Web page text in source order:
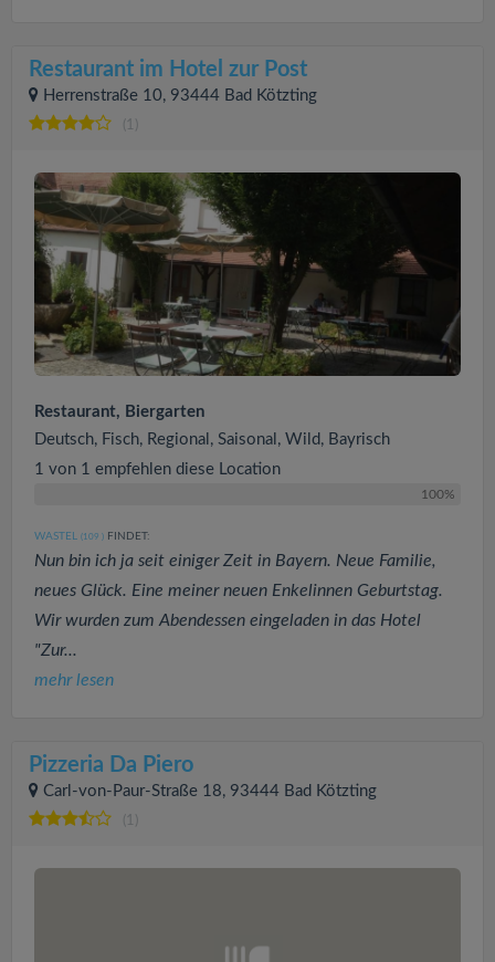
Restaurant im Hotel zur Post
Herrenstraße 10, 93444 Bad Kötzting
(1)
Restaurant, Biergarten
Deutsch, Fisch, Regional, Saisonal, Wild, Bayrisch
1 von 1 empfehlen diese Location
100%
WASTEL (109 ) FINDET:
Nun bin ich ja seit einiger Zeit in Bayern. Neue Familie,
neues Glück. Eine meiner neuen Enkelinnen Geburtstag.
Wir wurden zum Abendessen eingeladen in das Hotel
"Zur...
mehr lesen
Pizzeria Da Piero
Carl-von-Paur-Straße 18, 93444 Bad Kötzting
(1)